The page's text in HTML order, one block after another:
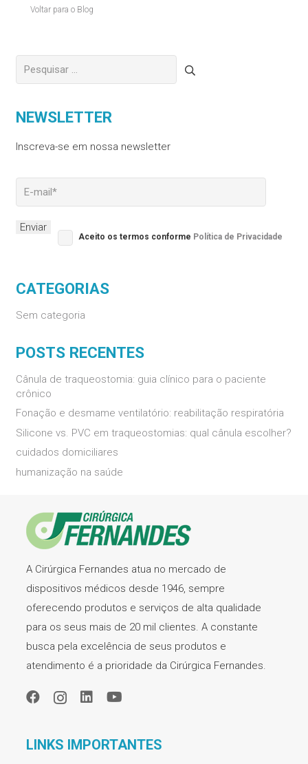
Voltar para o Blog
Pesquisar
por:
NEWSLETTER
Inscreva-se em nossa newsletter
Please leave this field empty.
Aceito os termos conforme Política de Privacidade
CATEGORIAS
Sem categoria
POSTS RECENTES
Cânula de traqueostomia: guia clínico para o paciente
crônico
Fonação e desmame ventilatório: reabilitação respiratória
Silicone vs. PVC em traqueostomias: qual cânula escolher?
cuidados domiciliares
humanização na saúde
A Cirúrgica Fernandes atua no mercado de
dispositivos médicos desde 1946, sempre
oferecendo produtos e serviços de alta qualidade
para os seus mais de 20 mil clientes. A constante
busca pela excelência de seus produtos e
atendimento é a prioridade da Cirúrgica Fernandes.
LINKS IMPORTANTES